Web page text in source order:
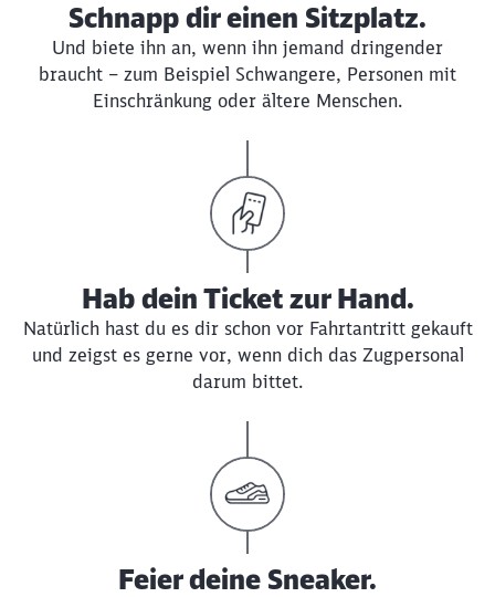
Schnapp dir einen Sitzplatz.
Und biete ihn an, wenn ihn jemand dringender
braucht – zum Beispiel Schwangere, Personen mit
Einschränkung oder ältere Menschen.
Hab dein Ticket zur Hand.
Natürlich hast du es dir schon vor Fahrtantritt gekauft
und zeigst es gerne vor, wenn dich das Zugpersonal
darum bittet.
Feier deine Sneaker.